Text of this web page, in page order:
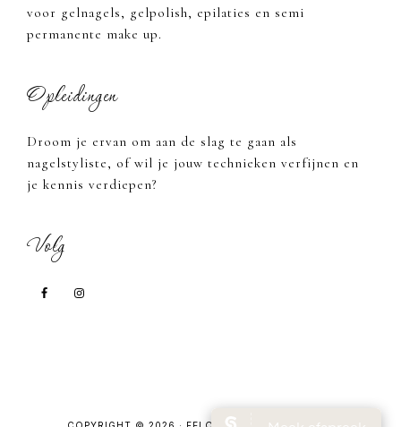
voor gelnagels, gelpolish, epilaties en semi
permanente make up.
Opleidingen
Droom je ervan om aan de slag te gaan als
nagelstyliste, of wil je jouw technieken verfijnen en
je kennis verdiepen?
Volg